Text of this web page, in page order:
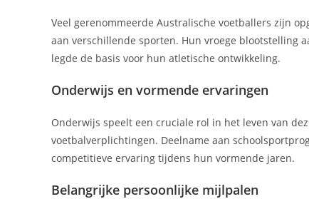
Veel gerenommeerde Australische voetballers zijn
aan verschillende sporten. Hun vroege blootstelling
legde de basis voor hun atletische ontwikkeling.
Onderwijs en vormende ervaringen
Onderwijs speelt een cruciale rol in het leven van
voetbalverplichtingen. Deelname aan
competitieve ervaring tijdens hun vormende jaren.
Belangrijke persoonlijke mijlpalen